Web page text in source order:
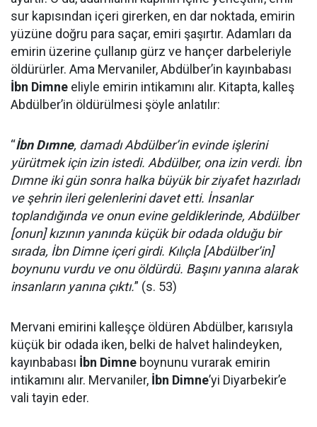
sur kapısından içeri girerken, en dar noktada, emirin
yüzüne doğru para saçar, emiri şaşırtır. Adamları da
emirin üzerine çullanıp gürz ve hançer darbeleriyle
öldürürler. Ama Mervaniler, Abdülber’in kayınbabası
İbn Dimne eliyle emirin intikamını alır. Kitapta, kalleş
Abdülber’in öldürülmesi şöyle anlatılır:
“İbn Dımne, damadı Abdülber’in evinde işlerini
yürütmek için izin istedi. Abdülber, ona izin verdi. İbn
Dımne iki gün sonra halka büyük bir ziyafet hazırladı
ve şehrin ileri gelenlerini davet etti. İnsanlar
toplandığında ve onun evine geldiklerinde, Abdülber
[onun] kızının yanında küçük bir odada olduğu bir
sırada, İbn Dimne içeri girdi. Kılıçla [Abdülber’in]
boynunu vurdu ve onu öldürdü. Başını yanına alarak
insanların yanına çıktı.” (s. 53)
Mervani emirini kalleşçe öldüren Abdülber, karısıyla
küçük bir odada iken, belki de halvet halindeyken,
kayınbabası İbn Dimne boynunu vurarak emirin
intikamını alır. Mervaniler, İbn Dimne’yi Diyarbekir’e
vali tayin eder.